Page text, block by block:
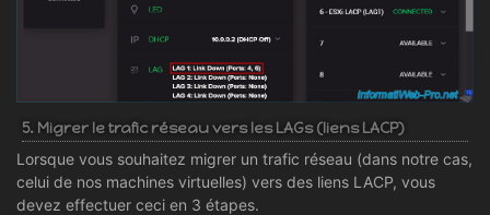
5. Migrer le trafic réseau vers les LAGs (liens LACP)
Lorsque vous souhaitez migrer un trafic réseau (dans notre cas,
celui de nos machines virtuelles) vers des liens LACP, vous
devez effectuer ceci en 3 étapes.